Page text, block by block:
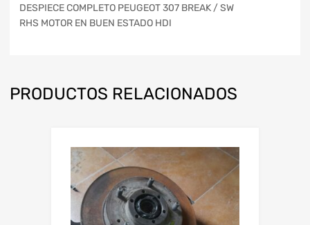
DESPIECE COMPLETO PEUGEOT 307 BREAK / SW
RHS MOTOR EN BUEN ESTADO HDI
PRODUCTOS RELACIONADOS